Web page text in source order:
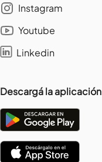
Instagram
Youtube
Linkedin
Descargá la aplicación